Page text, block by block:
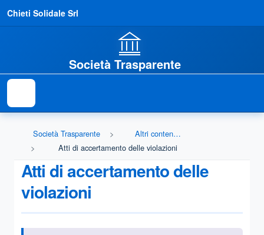
Chieti Solidale Srl
Società Trasparente
Società Trasparente
Altri contenuti - Prevenzione della Corruzione
Atti di accertamento delle violazioni
Atti di accertamento delle
violazioni